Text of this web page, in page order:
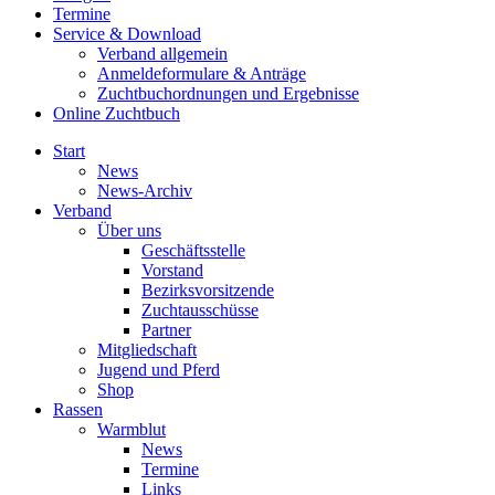
Termine
Service & Download
Verband allgemein
Anmeldeformulare & Anträge
Zuchtbuchordnungen und Ergebnisse
Online Zuchtbuch
Start
News
News-Archiv
Verband
Über uns
Geschäftsstelle
Vorstand
Bezirksvorsitzende
Zuchtausschüsse
Partner
Mitgliedschaft
Jugend und Pferd
Shop
Rassen
Warmblut
News
Termine
Links